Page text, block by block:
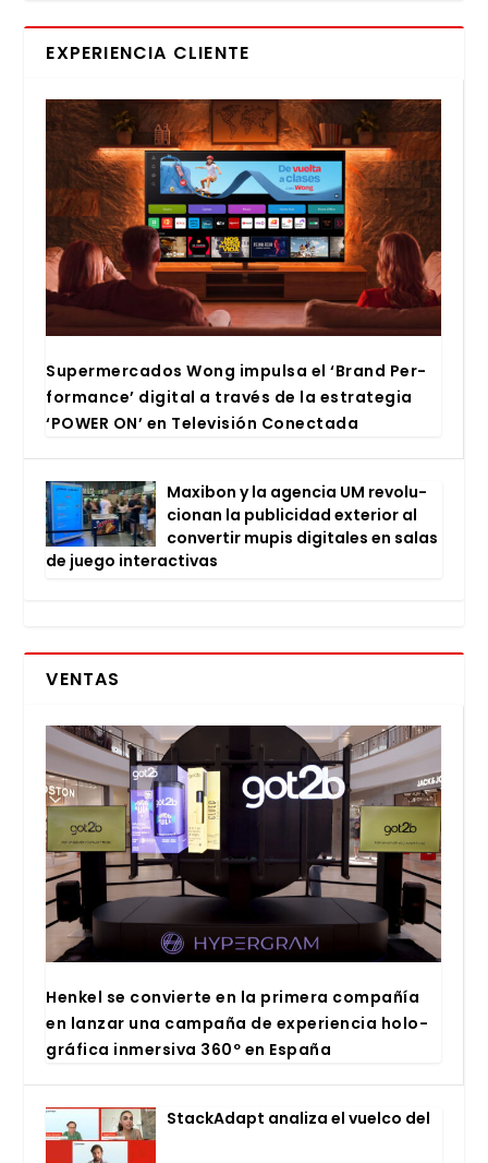
EXPERIENCIA CLIENTE
Super­mer­ca­dos Wong impul­sa el ‘Brand Per­
for­man­ce’ digi­tal a tra­vés de la estra­te­gia
‘POWER ON’ en Tele­vi­sión Conec­ta­da
Maxi­bon y la agen­cia UM revo­lu­
cio­nan la publi­ci­dad exte­rior al
con­ver­tir mupis digi­ta­les en salas
de jue­go inter­ac­ti­vas
VENTAS
Hen­kel se con­vier­te en la pri­me­ra com­pa­ñía
en lan­zar una cam­pa­ña de expe­rien­cia holo­
grá­fi­ca inmer­si­va 360º en Espa­ña
Stac­kA­dapt ana­li­za el vuel­co del